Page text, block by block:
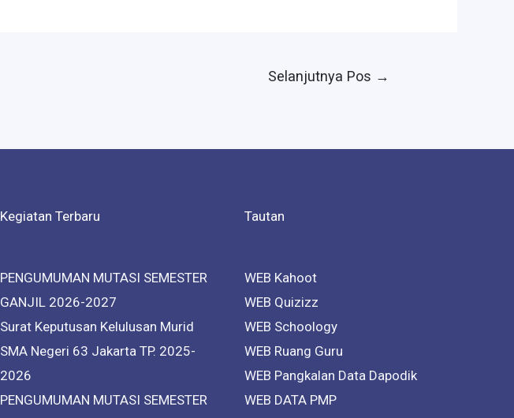
Selanjutnya Pos →
Kegiatan Terbaru
PENGUMUMAN MUTASI SEMESTER
GANJIL 2026-2027
Surat Keputusan Kelulusan Murid
SMA Negeri 63 Jakarta TP. 2025-
2026
PENGUMUMAN MUTASI SEMESTER
Tautan
WEB Kahoot
WEB Quizizz
WEB Schoology
WEB Ruang Guru
WEB Pangkalan Data Dapodik
WEB DATA PMP